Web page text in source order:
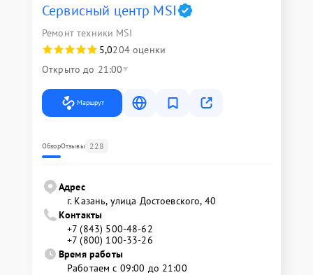
Сервисный центр MSI
Ремонт техники MSI
5,0204 оценки
Открыто до 21:00
Маршрут
ОбзорОтзывы 228
Адрес
г. Казань, улица Достоевского, 40
Контакты
+7 (843) 500-48-62
+7 (800) 100-33-26
Время работы
Работаем с 09:00 до 21:00